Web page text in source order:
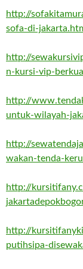
http://
sofa-di-
http://
n-kursi-vip-
http://
untuk-wilayah-
http://
wakan-tenda-
http://
http://
putihsipa-